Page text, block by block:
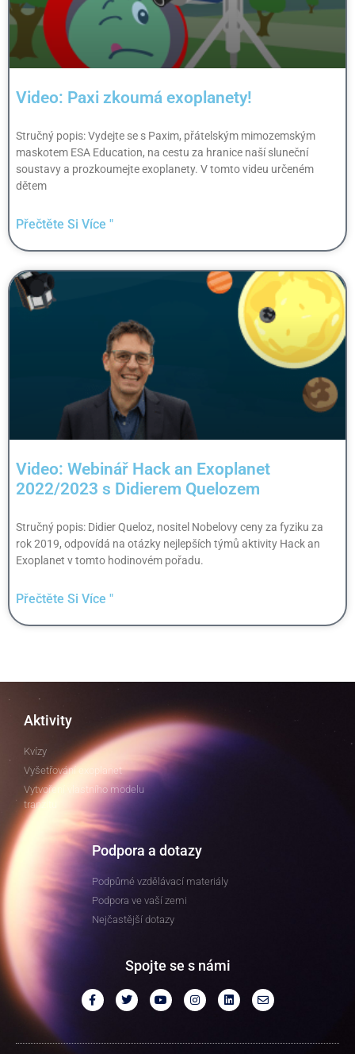
Video: Paxi zkoumá exoplanety!
Stručný popis: Vydejte se s Paxim, přátelským mimozemským
maskotem ESA Education, na cestu za hranice naší sluneční
soustavy a prozkoumejte exoplanety. V tomto videu určeném
dětem
Přečtěte Si Více "
Video: Webinář Hack an Exoplanet
2022/2023 s Didierem Quelozem
Stručný popis: Didier Queloz, nositel Nobelovy ceny za fyziku za
rok 2019, odpovídá na otázky nejlepších týmů aktivity Hack an
Exoplanet v tomto hodinovém pořadu.
Přečtěte Si Více "
Aktivity
Kvízy
Vyšetřování exoplanet
Vytvoření vlastního modelu
tranzitu
Podpora a dotazy
Podpůrné vzdělávací materiály
Podpora ve vaší zemi
Nejčastější dotazy
Spojte se s námi